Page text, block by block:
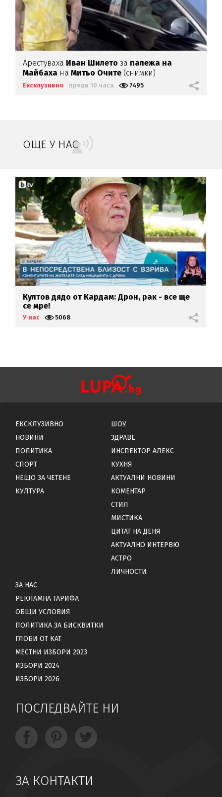
Арестуваха Иван Шилетоза палежа на
Майбаха наМитьо Очите (снимки)
Ексклузивно преди 10 часа 7495
ОЩЕ У НАС
Култов дядо от Кардам: Дрон, рак - все ще
се мре!
У нас 5068
ЕКСКЛУЗИВНО
НОВИНИ
ПОЛИТИКА
СПОРТ
НЕЩО ЗА ЧЕТЕНЕ
КУЛТУРА
ШОУ
ЗДРАВЕ
ИНСПЕКТОР АЛЕКС
КУХНЯ
АКТУАЛНИ НОВИНИ
КОМЕНТАР
СТИЛ
МИСТИКА
ЦИТАТ НА ДЕНЯ
АКТУАЛНО ИНТЕРВЮ
АСТРО
ЛИЧНОСТИ
ЗА НАС
РЕКЛАМНА ТАРИФА
ОБЩИ УСЛОВИЯ
ПОЛИТИКА ЗА БИСКВИТКИ
ГЛОБИ ОТ КАТ
МЕСТНИ ИЗБОРИ 2023
ИЗБОРИ 2024
ИЗБОРИ 2026
ПОСЛЕДВАЙТЕ НИ
ЗА КОНТАКТИ